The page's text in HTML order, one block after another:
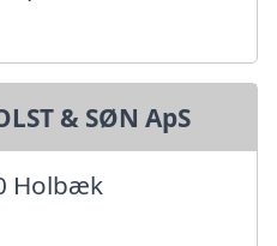
& SØN ApS
Holbæk